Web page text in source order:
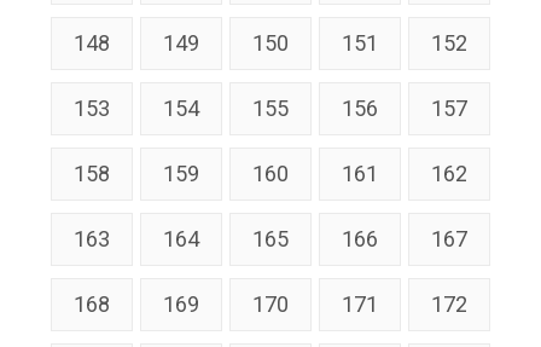
148 149 150 151 152
153 154 155 156 157
158 159 160 161 162
163 164 165 166 167
168 169 170 171 172